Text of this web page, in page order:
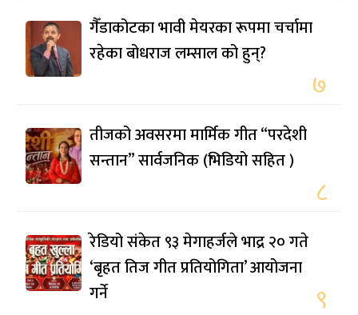
गैँडाकोटका भावी मेयरका रूपमा चर्चामा
रहेका बोधराज लम्साल को हुन्?
७
तीजको अवसरमा मार्मिक गीत “परदेशी
सन्तान” सार्वजनिक (भिडियो सहित )
८
रेडियो संकेत ९३ मेगाहर्जले भाद्र २० गते
‘बृहत तिज गीत प्रतियोगिता’ आयोजना
गर्ने
९